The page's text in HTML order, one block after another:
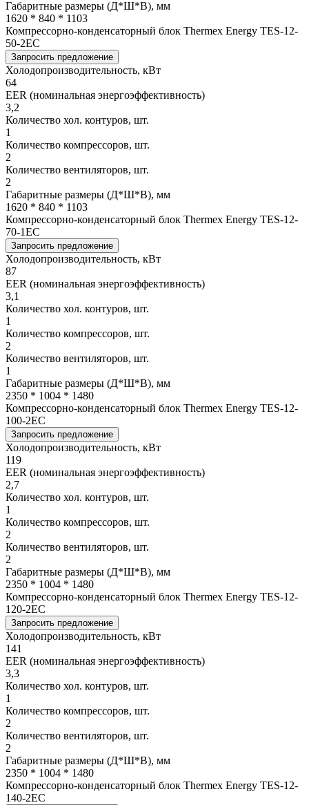
Габаритные размеры (Д*Ш*В), мм
1620 * 840 * 1103
Компрессорно-конденсаторный блок Thermex Energy TES-12-
50-2EC
Запросить предложение
Холодопроизводительность, кВт
64
EER (номинальная энергоэффективность)
3,2
Количество хол. контуров, шт.
1
Количество компрессоров, шт.
2
Количество вентиляторов, шт.
2
Габаритные размеры (Д*Ш*В), мм
1620 * 840 * 1103
Компрессорно-конденсаторный блок Thermex Energy TES-12-
70-1EC
Запросить предложение
Холодопроизводительность, кВт
87
EER (номинальная энергоэффективность)
3,1
Количество хол. контуров, шт.
1
Количество компрессоров, шт.
2
Количество вентиляторов, шт.
1
Габаритные размеры (Д*Ш*В), мм
2350 * 1004 * 1480
Компрессорно-конденсаторный блок Thermex Energy TES-12-
100-2EC
Запросить предложение
Холодопроизводительность, кВт
119
EER (номинальная энергоэффективность)
2,7
Количество хол. контуров, шт.
1
Количество компрессоров, шт.
2
Количество вентиляторов, шт.
2
Габаритные размеры (Д*Ш*В), мм
2350 * 1004 * 1480
Компрессорно-конденсаторный блок Thermex Energy TES-12-
120-2EC
Запросить предложение
Холодопроизводительность, кВт
141
EER (номинальная энергоэффективность)
3,3
Количество хол. контуров, шт.
1
Количество компрессоров, шт.
2
Количество вентиляторов, шт.
2
Габаритные размеры (Д*Ш*В), мм
2350 * 1004 * 1480
Компрессорно-конденсаторный блок Thermex Energy TES-12-
140-2EC